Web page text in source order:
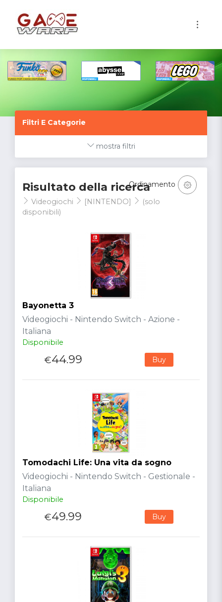
Filtri E Categorie
mostra filtri
Risultato della ricerca
Videogiochi [NINTENDO]
(solo
disponibili)
Ordinamento
Bayonetta 3
Videogiochi - Nintendo Switch - Azione -
Italiana
Disponibile
€44.99 Buy
Tomodachi Life: Una vita da sogno
Videogiochi - Nintendo Switch - Gestionale -
Italiana
Disponibile
€49.99 Buy